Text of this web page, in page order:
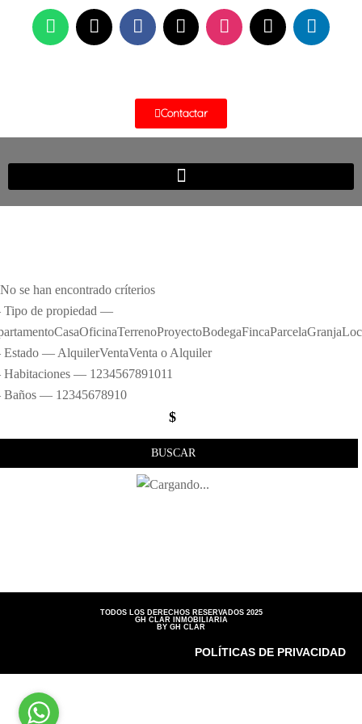
Contactar
de propiedad —
— AlquilerVentaVenta o Alquiler
— 1234567891011
— 12345678910
$
BUSCAR
No se han encontrado críterios
TODOS LOS DERECHOS RESERVADOS 2025
GH CLAR INMOBILIARIA
BY GH CLAR
POLÍTICAS DE PRIVACIDAD